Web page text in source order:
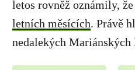
letos rovněž oznámily,
letních měsících. Právě
nedalekých Mariánských